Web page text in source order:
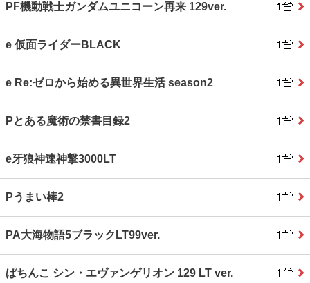
PF機動戦士ガンダムユニコーン再来 129ver.
e 仮面ライダーBLACK
e Re:ゼロから始める異世界生活 season2
Pとある魔術の禁書目録2
e牙狼神速神撃3000LT
Pうまい棒2
PA大海物語5ブラックLT99ver.
ぱちんこ シン・エヴァンゲリオン 129 LT ver.